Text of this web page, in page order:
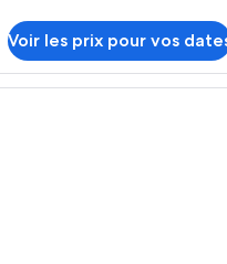
Voir les prix pour vos
Une chambre d’hôtel avec